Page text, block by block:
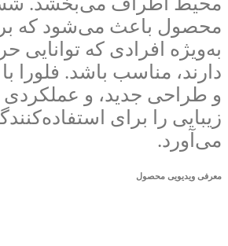
محصول باعث می‌شود که
به‌ویژه افرادی که توانایی
دارند، مناسب باشد. فلورا
و طراحی جدید، و عملکردی
زیبایی را برای
می‌آورد.
معرفی ویدیویی محصول